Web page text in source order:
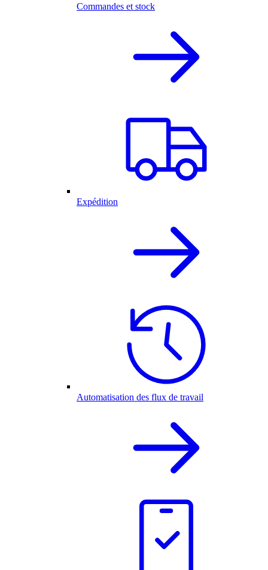
Commandes et stock
Expédition
Automatisation des flux de travail